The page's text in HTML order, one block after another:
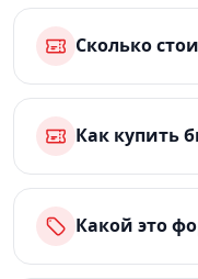
Сколько
Как купить
Какой это